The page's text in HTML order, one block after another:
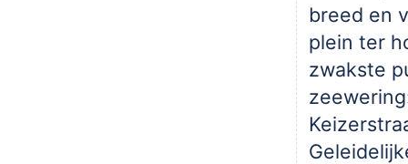
breed en
plein ter
zwakste